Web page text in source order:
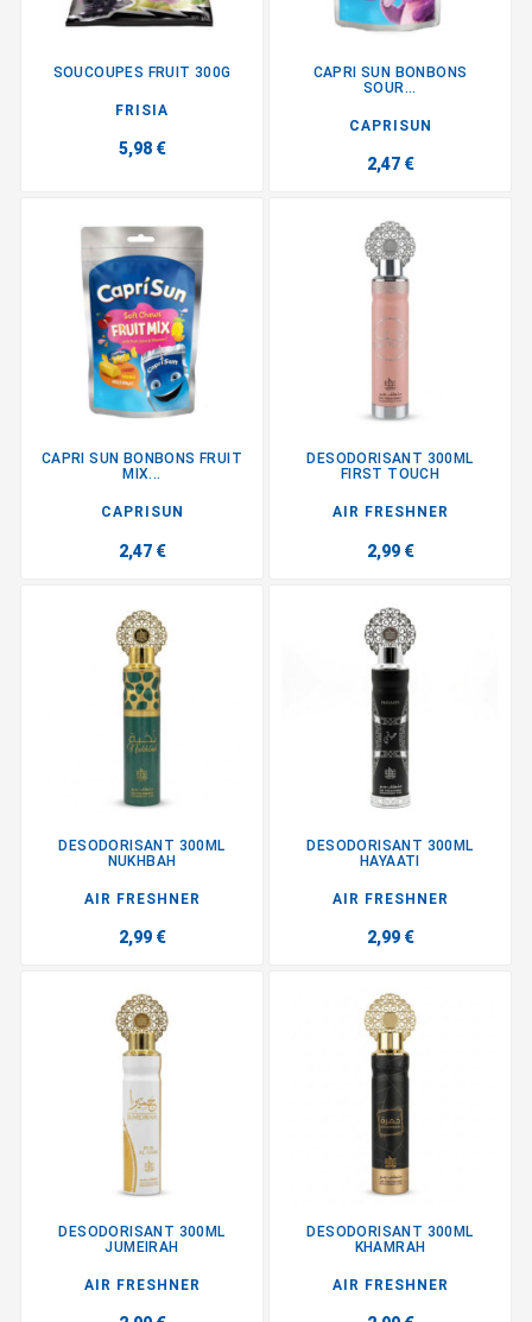
SOUCOUPES FRUIT 300G
FRISIA
5,98 €
CAPRI SUN BONBONS
SOUR...
CAPRISUN
2,47 €
CAPRI SUN BONBONS FRUIT
MIX...
CAPRISUN
2,47 €
DESODORISANT 300ML
FIRST TOUCH
AIR FRESHNER
2,99 €
DESODORISANT 300ML
NUKHBAH
AIR FRESHNER
2,99 €
DESODORISANT 300ML
HAYAATI
AIR FRESHNER
2,99 €
DESODORISANT 300ML
JUMEIRAH
AIR FRESHNER
DESODORISANT 300ML
KHAMRAH
AIR FRESHNER